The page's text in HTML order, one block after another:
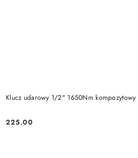
Klucz udarowy 1/2" 1650Nm kompozytowy
Cena:
225.00